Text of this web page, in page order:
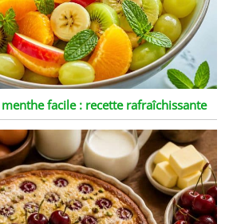
facile : recette rafraîchissante